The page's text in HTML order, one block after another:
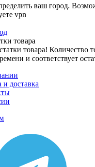
ваш город.
vpn
товара
товара! Количество
и соответствует
и доставка